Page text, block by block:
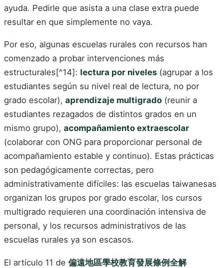
ayuda. Pedirle que asista a una clase extra puede
resultar en que simplemente no vaya.
Por eso, algunas escuelas rurales con recursos han
comenzado a probar intervenciones más
estructurales[^14]: lectura por niveles (agrupar a los
estudiantes según su nivel real de lectura, no por
grado escolar), aprendizaje multigrado (reunir a
estudiantes rezagados de distintos grados en un
mismo grupo), acompañamiento extraescolar
(colaborar con ONG para proporcionar personal de
acompañamiento estable y continuo). Estas prácticas
son pedagógicamente correctas, pero
administrativamente difíciles: las escuelas taiwanesas
organizan los grupos por grado escolar, los cursos
multigrado requieren una coordinación intensiva de
personal, y los recursos administrativos de las
escuelas rurales ya son escasos.
El artículo 11 de 偏遠地區學校教育發展條例全解